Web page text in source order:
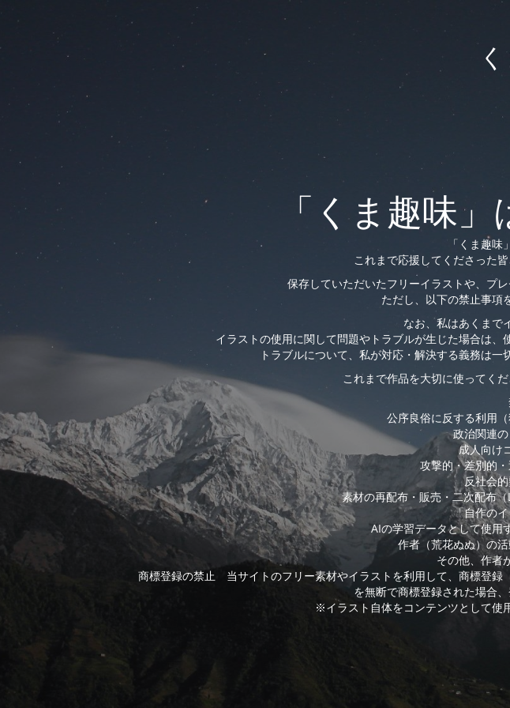
「くま趣味
「くま趣味
これまで応援してくださった
保存していただいたフリーイラストや、プ
ただし、以下の禁止事項
なお、私はあくまで
イラストの使用に関して問題やトラブルが生じた場合は、
トラブルについて、私が対応・解決する義務は一
これまで作品を大切に使ってく
公序良俗に反する利用
政治関連
成人向け
攻撃的・差別的
反社会
素材の再配布・販売・二次配布
「自作の
AIの学習データとして使用
作者（荒花ぬぬ）の
その他、作者
商標登録の禁止 当サイトのフリー素材やイラストを利用して、商標登録
を無断で商標登録された場合
※イラスト自体をコンテンツとして使